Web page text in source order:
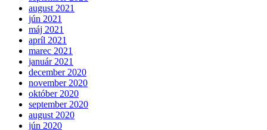
august 2021
jún 2021
máj 2021
apríl 2021
marec 2021
január 2021
december 2020
november 2020
október 2020
september 2020
august 2020
jún 2020